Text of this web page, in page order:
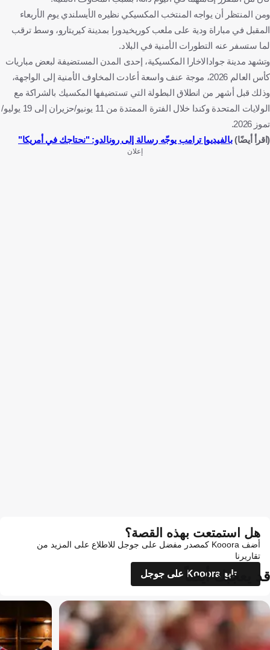
ومن المنتظر أن يواجه المنتخب المكسيكي نظيره الأيسلندي يوم الأربعاء
المقبل في مباراة ودية على ملعب كوريخيدورا بمدينة كيريتارو، وسط ترقب
لما ستسفر عنه التطورات الأمنية في البلاد.
وتشهد مدينة جوادالاخارا المكسيكية، إحدى المدن المستضيفة لبعض مباريات
كأس العالم 2026، موجة عنف واسعة أعادت المخاوف الأمنية إلى الواجهة،
وذلك قبل أشهر من انطلاق البطولة التي تستضيفها المكسيك بالشراكة مع
الولايات المتحدة وكندا خلال الفترة الممتدة من 11 يونيو/حزيران إلى 19 يوليو/
تموز 2026.
(اقرأ أيضًا)بالفيديو| ترامب يوجّه رسالة إلى رونالدو: "نحتاجك في أمريكا"
إعلان
هل استمتعت بهذه القصة؟
أضف Kooora كمصدر مفضل على جوجل للاطلاع على المزيد من
تقاريرنا
تابع Kooora على جوجل
قد يعجبك أيضاً